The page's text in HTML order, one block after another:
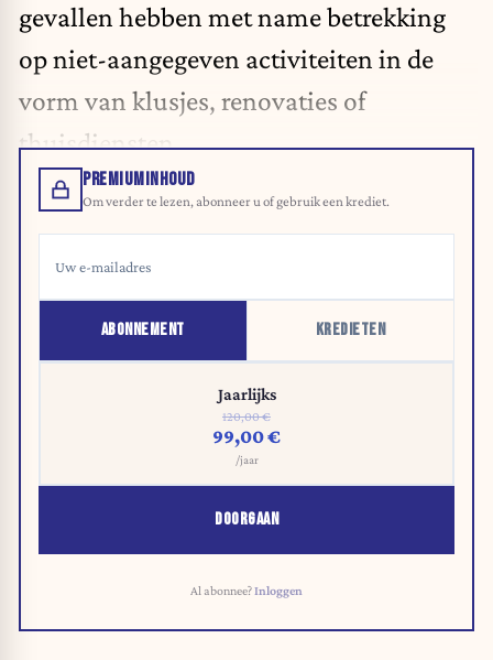
gevallen hebben met name betrekking
op niet-aangegeven activiteiten in de
vorm van klusjes, renovaties of
thuisdiensten.
PREMIUMINHOUD
Om verder te lezen, abonneer u of gebruik een krediet.
ABONNEMENT KREDIETEN
Jaarlijks
120,00 €
99,00 €
/jaar
DOORGAAN
Al abonnee?Inloggen